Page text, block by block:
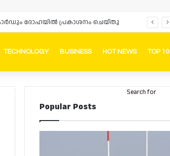
TECHNOLOGY BUSINESS HOT NEWS TOP 10
FacebookInstagram
Telegram
Whatsapp Random Article
Switch skin
Popular Posts